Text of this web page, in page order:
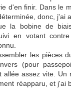
d'en finir. Dans le
donc, j'ai
la bobine de
en votant
les pièces
(pour
allée assez vite. Un
réapparu, et j'ai